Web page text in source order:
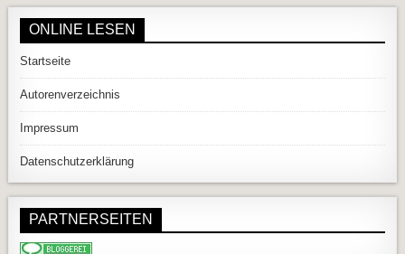
ONLINE LESEN
Startseite
Autorenverzeichnis
Impressum
Datenschutzerklärung
PARTNERSEITEN